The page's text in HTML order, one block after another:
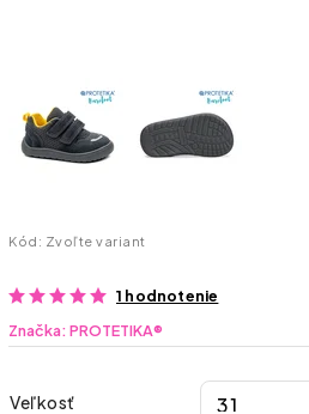
Kód: Zvoľte variant
1 hodnotenie
Značka:PROTETIKA®
Veľkosť